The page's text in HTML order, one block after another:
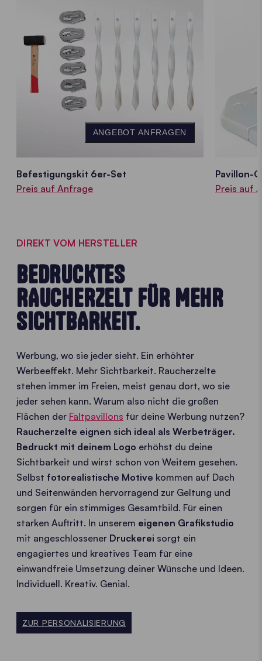
ANGEBOT ANFRAGEN
Befestigungskit 6er-Set
Preis auf Anfrage
Pavillon-
Preis auf
DIREKT VOM HERSTELLER
BEDRUCKTES
RAUCHERZELT FÜR MEHR
SICHTBARKEIT.
Werbung, wo sie jeder sieht. Ein erhöhter
Werbeeffekt. Mehr Sichtbarkeit. Raucherzelte
stehen immer im Freien, meist genau dort, wo sie
jeder sehen kann. Warum also nicht die großen
Flächen der Faltpavillons für deine Werbung nutzen?
Raucherzelte eignen sich ideal als Werbeträger.
Bedruckt mit deinem Logo erhöhst du deine
Sichtbarkeit und wirst schon von Weitem gesehen.
Selbst fotorealistische Motive kommen auf Dach
und Seitenwänden hervorragend zur Geltung und
sorgen für ein stimmiges Gesamtbild. Für einen
starken Auftritt. In unserem eigenen Grafikstudio
mit angeschlossener Druckerei sorgt ein
engagiertes und kreatives Team für eine
einwandfreie Umsetzung deiner Wünsche und Ideen.
Individuell. Kreativ. Genial.
ZUR PERSONALISIERUNG